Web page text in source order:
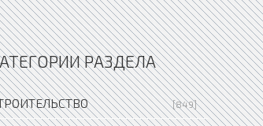
РАЗДЕЛА
[849]